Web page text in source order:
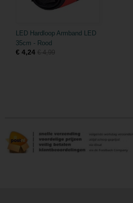
LED Hardloop Armband LED
35cm - Rood
€ 4,24 € 4,99